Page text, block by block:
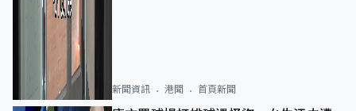
新聞資訊 港聞 首頁新聞